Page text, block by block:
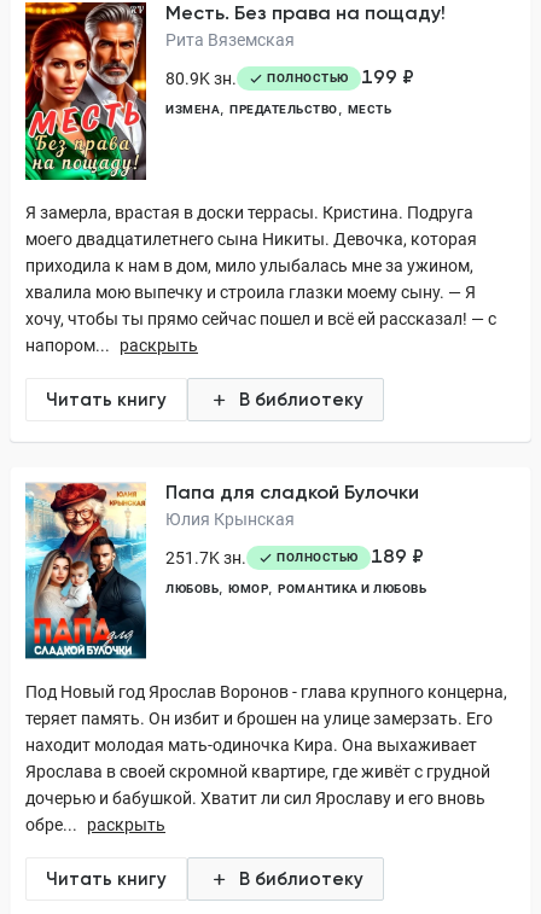
Месть. Без права на пощаду!
Рита Вяземская
80.9K зн.
ПОЛНОСТЬЮ 199 ₽
ИЗМЕНА ПРЕДАТЕЛЬСТВО МЕСТЬ
Я замерла, врастая в доски террасы. Кристина. Подруга
моего двадцатилетнего сына Никиты. Девочка, которая
приходила к нам в дом, мило улыбалась мне за ужином,
хвалила мою выпечку и строила глазки моему сыну. — Я
хочу, чтобы ты прямо сейчас пошел и всё ей рассказал! — с
напором...
раскрыть
Читать книгу В библиотеку
Папа для сладкой Булочки
Юлия Крынская
251.7K зн.
ПОЛНОСТЬЮ 189 ₽
ЛЮБОВЬ ЮМОР РОМАНТИКА И ЛЮБОВЬ
Под Новый год Ярослав Воронов - глава крупного концерна,
теряет память. Он избит и брошен на улице замерзать. Его
находит молодая мать-одиночка Кира. Она выхаживает
Ярослава в своей скромной квартире, где живёт с грудной
дочерью и бабушкой. Хватит ли сил Ярославу и его вновь
обре...
раскрыть
Читать книгу В библиотеку